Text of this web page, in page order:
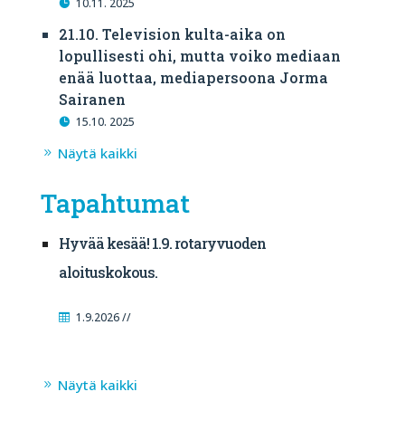
10.11. 2025
21.10. Television kulta-aika on
lopullisesti ohi, mutta voiko mediaan
enää luottaa, mediapersoona Jorma
Sairanen
15.10. 2025
Näytä kaikki
Tapahtumat
Hyvää kesää! 1.9. rotaryvuoden
aloituskokous.
1.9.2026 //
Näytä kaikki